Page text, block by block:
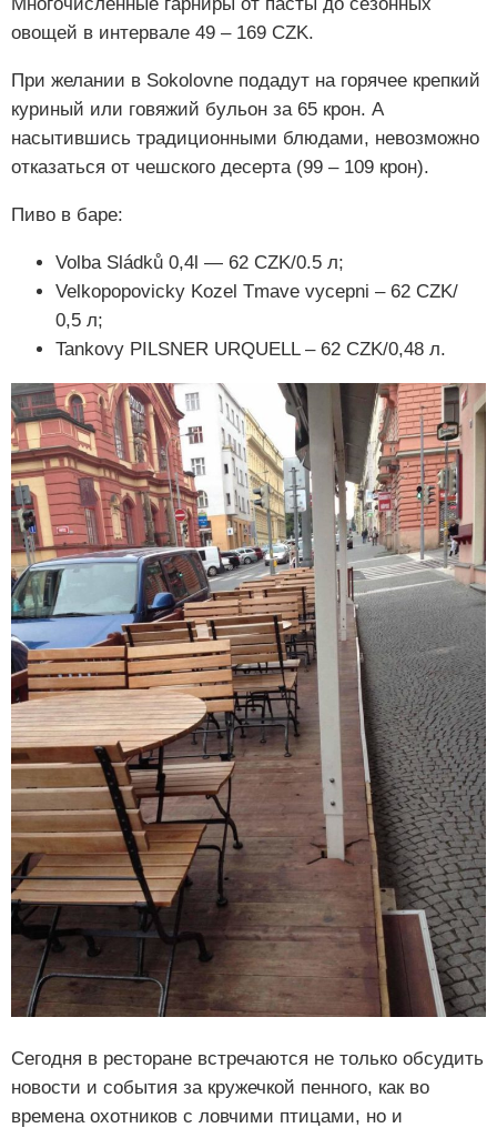
овощей в интервале 49 – 169 CZK.
При желании в Sokolovne подадут на горячее крепкий
куриный или говяжий бульон за 65 крон. А
насытившись традиционными блюдами, невозможно
отказаться от чешского десерта (99 – 109 крон).
Пиво в баре:
Volba Sládků 0,4l — 62 CZK/0.5 л;
Velkopopovicky Kozel Tmave vycepni – 62 CZK/
0,5 л;
Tankovy PILSNER URQUELL – 62 CZK/0,48 л.
Сегодня в ресторане встречаются не только обсудить
новости и события за кружечкой пенного, как во
времена охотников с ловчими птицами, но и